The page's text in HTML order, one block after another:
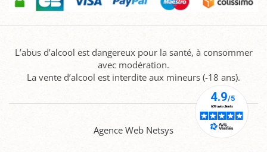
L’abus d’alcool est dangereux pour la santé, à consommer
avec modération.
La vente d’alcool est interdite aux mineurs (-18 ans).
Agence Web Netsys